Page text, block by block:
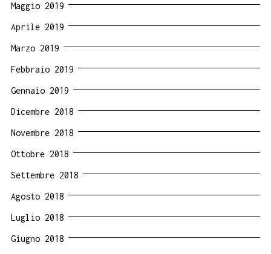
Maggio 2019
Aprile 2019
Marzo 2019
Febbraio 2019
Gennaio 2019
Dicembre 2018
Novembre 2018
Ottobre 2018
Settembre 2018
Agosto 2018
Luglio 2018
Giugno 2018